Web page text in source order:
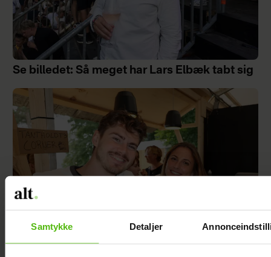
Samtykke Detaljer
Se billedet: Så meget har Lars Elbæk tabt sig